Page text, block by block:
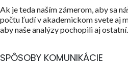
Ak je teda naším zámerom, aby sa
počtu ľudí v akademickom svete aj
aby naše analýzy pochopili aj ostatní.
SPÔSOBY KOMUNIKÁCIE